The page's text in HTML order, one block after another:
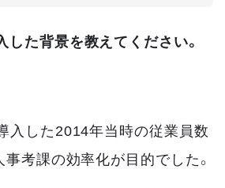
た背景を教えてください。
入した2014年当時の従業員数
事考課の効率化が目的でした。